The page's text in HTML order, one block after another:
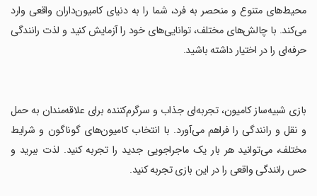
محیط‌های متنوع و منحصر به فرد، شما را به دنیای کامیون‌داران واقعی وارد
می‌کند. با چالش‌های مختلف، توانایی‌های خود را آزمایش کنید و لذت رانندگی
حرفه‌ای را در اختیار داشته باشید.
‏بازی شبیه‌ساز کامیون، تجربه‌ای جذاب و سرگرم‌کننده برای علاقه‌مندان به حمل
و نقل و رانندگی را فراهم می‌آورد. با انتخاب کامیون‌های گوناگون و شرایط
مختلف، می‌توانید هر بار یک ماجراجویی جدید را تجربه کنید. لذت ببرید و
حس رانندگی واقعی را در این بازی تجربه کنید.